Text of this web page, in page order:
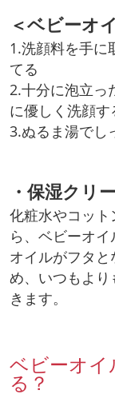
＜ベビーオ
1.洗顔料を手に
てる
2.十分に泡立っ
に優しく洗顔す
3.ぬるま湯でし
・保湿クリ
化粧水やコッ
ら、ベビーオ
オイルがフタ
め、いつもよ
きます。
ベビーオイ
る？